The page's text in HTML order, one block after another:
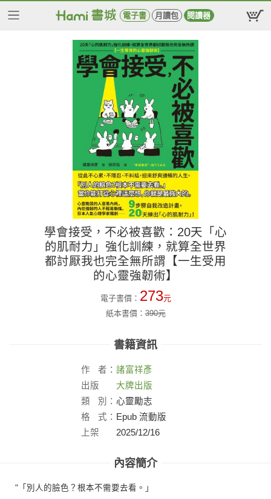
電子書 月讀包 閱讀器
學會接受，不必被喜歡：20天「心
的肌耐力」強化訓練，就算全世界
都討厭我也完全無所謂【一生受用
的心靈強韌術】
電子書價： 273元
紙本書價：390元
書籍資訊
作 者： 諸富祥彥
出版
社：
大牌出版
類
別： 心靈勵志
格
式： Epub 流動版
上架
2025/12/16
內容簡介
"「別人的臉色？根本不需要去看。」